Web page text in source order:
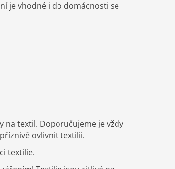
je vhodné i do domácnosti se
na textil. Doporučujeme je vždy
ovlivnit textilii.
textilie.